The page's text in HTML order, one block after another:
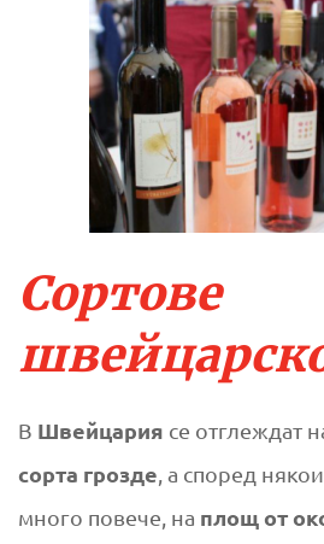
а
Сортове
В Швейцария се отглеждат
сорта грозде , а според
много повече, на площ от